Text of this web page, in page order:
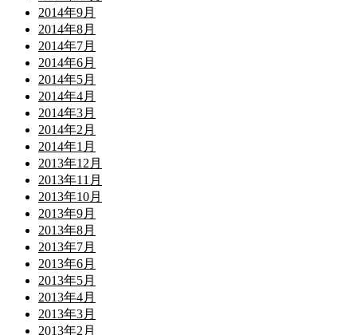
2014年9月
2014年8月
2014年7月
2014年6月
2014年5月
2014年4月
2014年3月
2014年2月
2014年1月
2013年12月
2013年11月
2013年10月
2013年9月
2013年8月
2013年7月
2013年6月
2013年5月
2013年4月
2013年3月
2013年2月